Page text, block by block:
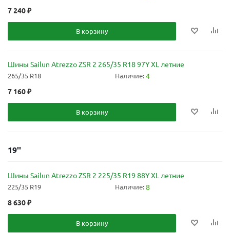
7 240₽
В корзину
Шины Sailun Atrezzo ZSR 2 265/35 R18 97Y XL летние
265/35 R18 Наличие:4
7 160₽
В корзину
19''
Шины Sailun Atrezzo ZSR 2 225/35 R19 88Y XL летние
225/35 R19 Наличие:8
8 630₽
В корзину